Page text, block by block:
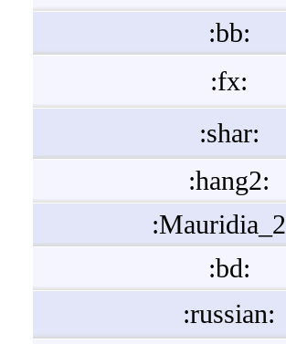
:bb:
:fx:
:shar:
:hang2:
:bd:
:russian: